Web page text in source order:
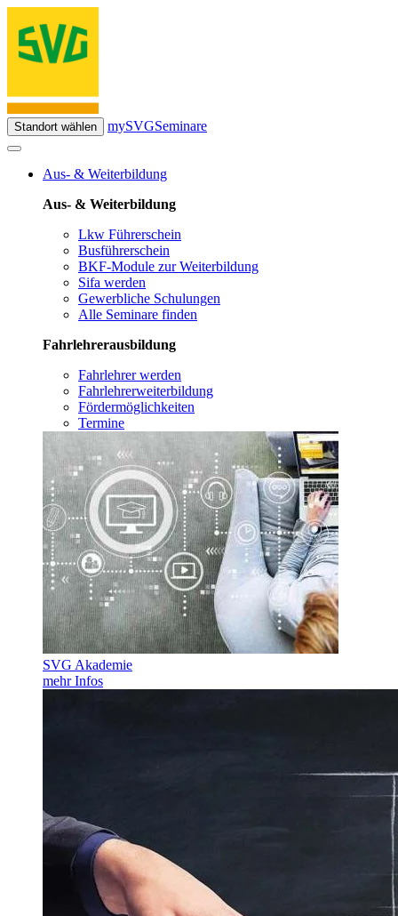
Standort wählen mySVGSeminare
Aus- & Weiterbildung
Aus- & Weiterbildung
Lkw Führerschein
Busführerschein
BKF-Module zur Weiterbildung
Sifa werden
Gewerbliche Schulungen
Alle Seminare finden
Fahrlehrerausbildung
Fahrlehrer werden
Fahrlehrerweiterbildung
Fördermöglichkeiten
Termine
SVG Akademie
mehr Infos